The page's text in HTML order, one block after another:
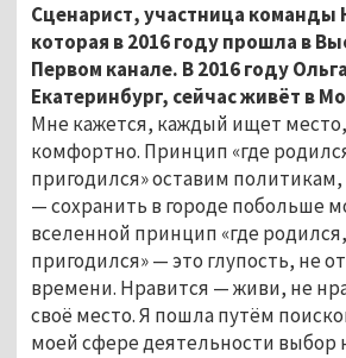
Сценарист, участница команды
которая в 2016 году прошла в
Первом канале. В 2016 году
Екатеринбург, сейчас живёт в
Мне кажется, каждый ищет
комфортно. Принцип «где
пригодился» оставим политикам,
— сохранить в городе побольше
вселенной принцип «где
пригодился» — это глупость, не
времени. Нравится — живи, не
своё место. Я пошла путём
моей сфере деятельности выбор